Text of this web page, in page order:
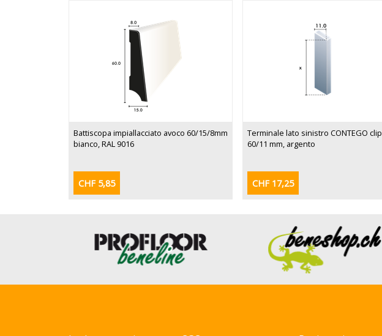
Battiscopa impiallacciato avoco 60/15/8mm
bianco, RAL 9016
CHF 5,85
Terminale lato sinistro CONTEGO clip
60/11 mm, argento
CHF 17,25